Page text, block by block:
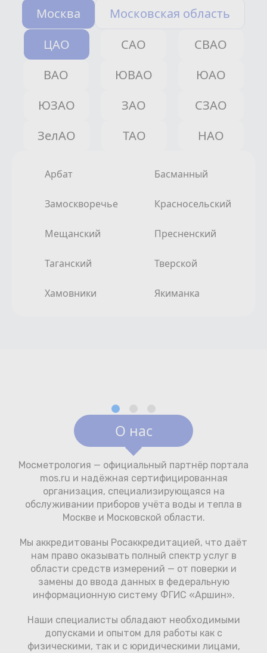
Москва
Московская область
ЦАО
САО
СВАО
ВАО
ЮВАО
ЮАО
ЮЗАО
ЗАО
СЗАО
ЗелАО
ТАО НАО
Арбат Басманный
Замоскворечье Красносельский
Мещанский Пресненский
Таганский Тверской
Хамовники Якиманка
О нас
Мосметрология — официальный партнёр портала
mos.ru и надёжная сертифицированная
организация, специализирующаяся на
обслуживании приборов учёта воды и тепла в
Москве и Московской области.
Мы аккредитованы Росаккредитацией, что даёт
нам право оказывать полный спектр услуг в
области средств измерений — от поверки и
замены до ввода данных в федеральную
информационную систему ФГИС «Аршин».
Наши специалисты обладают необходимыми
допусками и опытом для работы как с
физическими, так и с юридическими лицами,